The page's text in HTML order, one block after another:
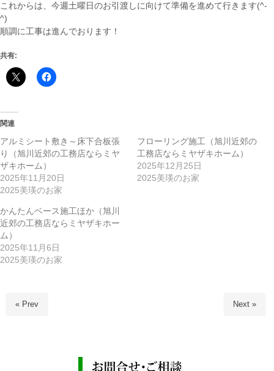
これからは、今週土曜日のお引渡しに向けて準備を進めて行きます(^-
^)
順調に工事は進んでおります！
共有:
関連
アルミシート敷き～床下合板張
り（旭川近郊の工務店ならミヤ
ザキホーム）
2025年11月20日
2025美瑛のお家
フローリング施工（旭川近郊の
工務店ならミヤザキホーム）
2025年12月25日
2025美瑛のお家
かんたんベース施工ほか（旭川
近郊の工務店ならミヤザキホー
ム）
2025年11月6日
2025美瑛のお家
« Prev Next »